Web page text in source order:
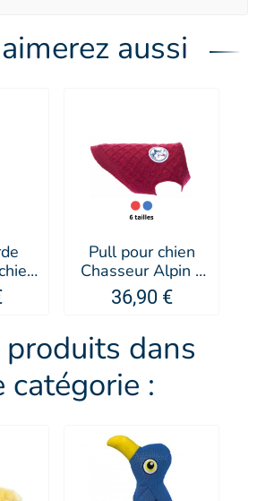
aussi
fins
Pull pour chien
Chasseur Alpin -
Alter Ego By
MARTIN SELLIER
36,90 €
dans
catégorie :